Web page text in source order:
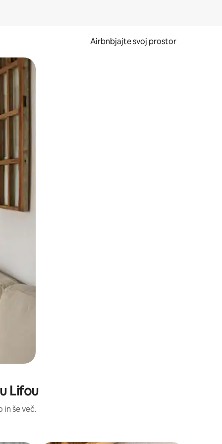
Airbnbjajte svoj prostor
Lifou
še več.